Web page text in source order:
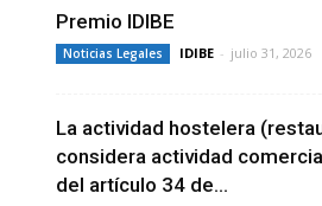
Premio IDIBE
Noticias Legales IDIBE - julio 31, 2026
La actividad hostelera
considera actividad
del artículo 34 de...